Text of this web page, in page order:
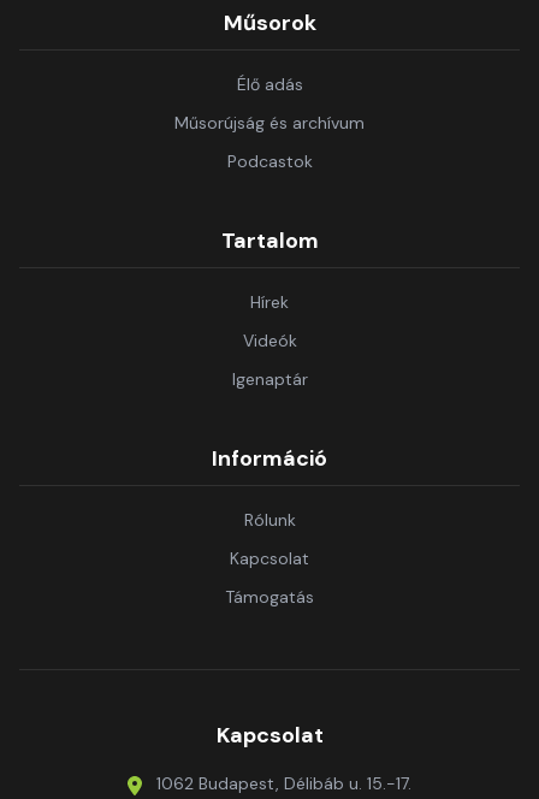
Műsorok
Élő adás
Műsorújság és archívum
Podcastok
Tartalom
Hírek
Videók
Igenaptár
Információ
Rólunk
Kapcsolat
Támogatás
Kapcsolat
1062 Budapest, Délibáb u. 15.-17.